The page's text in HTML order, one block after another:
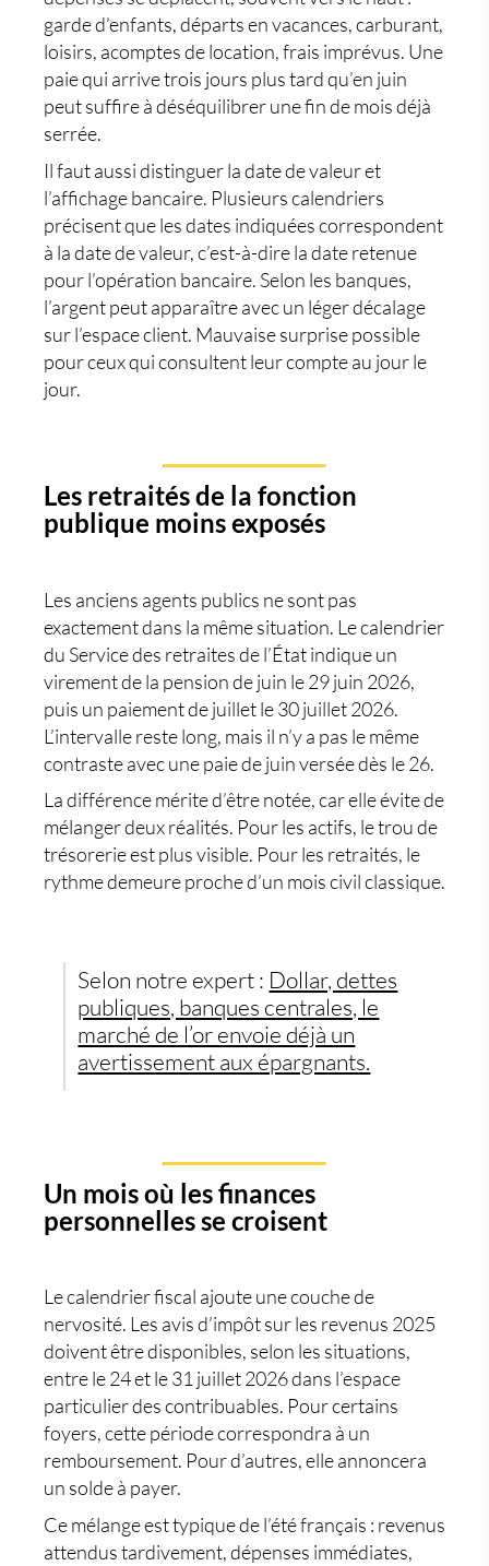
garde d’enfants, départs en vacances, carburant,
loisirs, acomptes de location, frais imprévus. Une
paie qui arrive trois jours plus tard qu’en juin
peut suffire à déséquilibrer une fin de mois déjà
serrée.
Il faut aussi distinguer la date de valeur et
l’affichage bancaire. Plusieurs calendriers
précisent que les dates indiquées correspondent
à la date de valeur, c’est-à-dire la date retenue
pour l’opération bancaire. Selon les banques,
l’argent peut apparaître avec un léger décalage
sur l’espace client. Mauvaise surprise possible
pour ceux qui consultent leur compte au jour le
jour.
Les retraités de la fonction
publique moins exposés
Les anciens agents publics ne sont pas
exactement dans la même situation. Le calendrier
du Service des retraites de l’État indique un
virement de la pension de juin le 29 juin 2026,
puis un paiement de juillet le 30 juillet 2026.
L’intervalle reste long, mais il n’y a pas le même
contraste avec une paie de juin versée dès le 26.
La différence mérite d’être notée, car elle évite de
mélanger deux réalités. Pour les actifs, le trou de
trésorerie est plus visible. Pour les retraités, le
rythme demeure proche d’un mois civil classique.
Selon notre expert : Dollar, dettes
publiques, banques centrales, le
marché de l’or envoie déjà un
avertissement aux épargnants.
Un mois où les finances
personnelles se croisent
Le calendrier fiscal ajoute une couche de
nervosité. Les avis d’impôt sur les revenus 2025
doivent être disponibles, selon les situations,
entre le 24 et le 31 juillet 2026 dans l’espace
particulier des contribuables. Pour certains
foyers, cette période correspondra à un
remboursement. Pour d’autres, elle annoncera
un solde à payer.
Ce mélange est typique de l’été français : revenus
attendus tardivement, dépenses immédiates,